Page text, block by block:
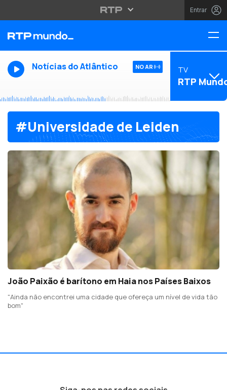
Entrar
Notícias do Atlântico NO AR TV
RTP
#Universidade de Leiden
João Paixão é barítono em Haia nos Países Baixos
"Ainda não encontrei uma cidade que ofereça um nível de vida tão
bom"